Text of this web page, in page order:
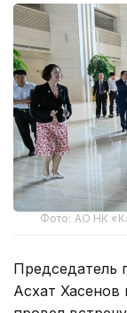
Фото: АО НК
Председатель
Асхат Хасенов